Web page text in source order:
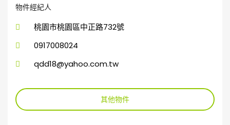
物件經紀人
桃園市桃園區中正路732號
0917008024
qdd18@yahoo.com.tw
其他物件